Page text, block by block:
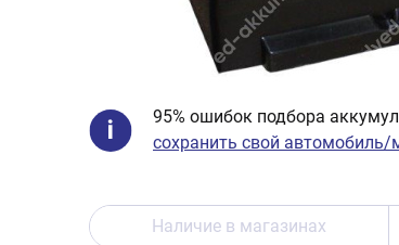
95% ошибок подбора
сохранить свой автомобиль/
Наличие в магазинах